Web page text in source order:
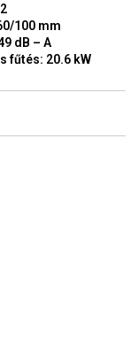
100 mm
dB – A
fűtés: 20.6 kW